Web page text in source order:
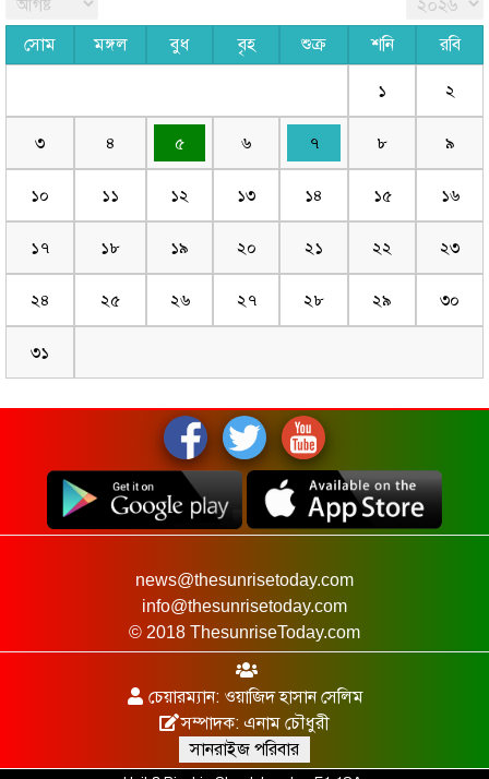
সোম মঙ্গল বুধ বৃহ শুক্র শনি রবি
১ ২
৩ ৪ ৫ ৬ ৭ ৮ ৯
১০ ১১ ১২ ১৩ ১৪ ১৫ ১৬
১৭ ১৮ ১৯ ২০ ২১ ২২ ২৩
২৪ ২৫ ২৬ ২৭ ২৮ ২৯ ৩০
৩১
news@thesunrisetoday.com
info@thesunrisetoday.com
© 2018 ThesunriseToday.com
চেয়ারম্যান: ওয়াজিদ হাসান সেলিম
সম্পাদক: এনাম চৌধুরী
সানরাইজ পরিবার